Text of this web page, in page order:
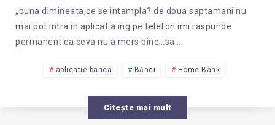
MAI
POT
INTRA
IN
„buna dimineata,ce se intampla? de doua saptamani nu
mai pot intra in aplicatia ing pe telefon imi raspunde
permanent ca ceva nu a mers bine…sa…
aplicatie banca Bănci Home Bank
Citește mai mult